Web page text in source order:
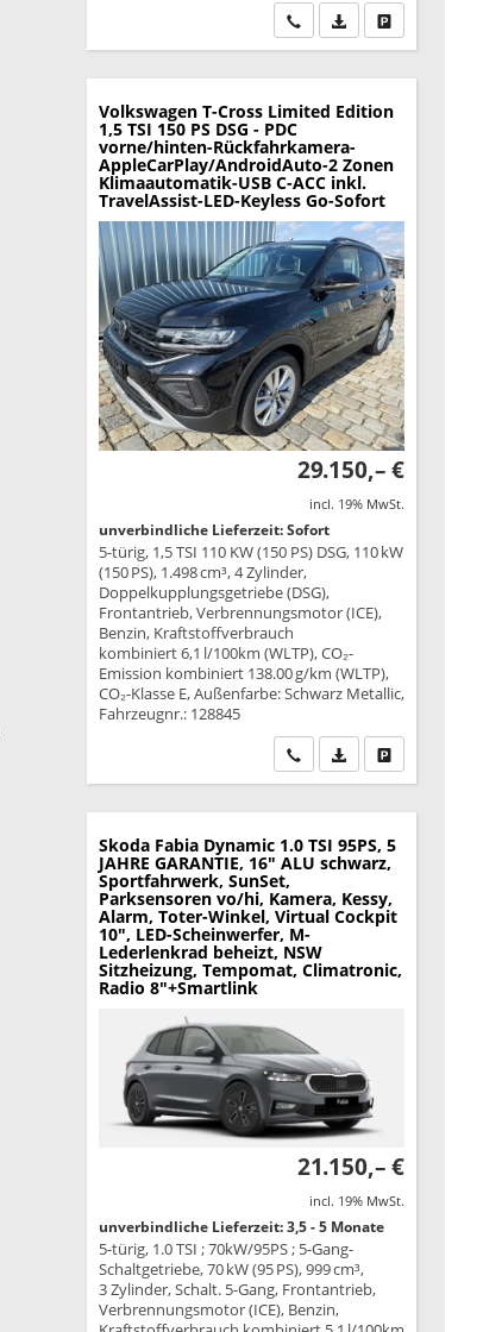
Wir rufen Sie an
PDF-Datei,Drucken,
Volkswagen T-Cross Limited Edition
1,5 TSI 150 PS DSG - PDC
vorne/hinten-Rückfahrkamera-
AppleCarPlay/AndroidAuto-2 Zonen
Klimaautomatik-USB C-ACC inkl.
TravelAssist-LED-Keyless Go-Sofort
29.150,– €
incl. 19% MwSt.
unverbindliche Lieferzeit: Sofort
5-türig, 1,5 TSI 110 KW (150 PS) DSG, 110 kW
(150 PS), 1.498 cm³, 4 Zylinder,
Doppelkupplungsgetriebe (DSG),
Frontantrieb, Verbrennungsmotor (ICE),
Benzin, Kraftstoffverbrauch
kombiniert 6,1 l/100km (WLTP), CO₂-
Emission kombiniert 138.00 g/km (WLTP),
CO₂-Klasse E, Außenfarbe: Schwarz Metallic,
Fahrzeugnr.: 128845
Wir rufen Sie an
PDF-Datei,Drucken,
Skoda Fabia Dynamic 1.0 TSI 95PS, 5
JAHRE GARANTIE, 16" ALU schwarz,
Sportfahrwerk, SunSet,
Parksensoren vo/hi, Kamera, Kessy,
Alarm, Toter-Winkel, Virtual Cockpit
10", LED-Scheinwerfer, M-
Lederlenkrad beheizt, NSW
Sitzheizung, Tempomat, Climatronic,
Radio 8"+Smartlink
21.150,– €
incl. 19% MwSt.
unverbindliche Lieferzeit: 3,5 - 5 Monate
5-türig, 1.0 TSI ; 70kW/95PS ; 5-Gang-
Schaltgetriebe, 70 kW (95 PS), 999 cm³,
3 Zylinder, Schalt. 5-Gang, Frontantrieb,
Verbrennungsmotor (ICE), Benzin,